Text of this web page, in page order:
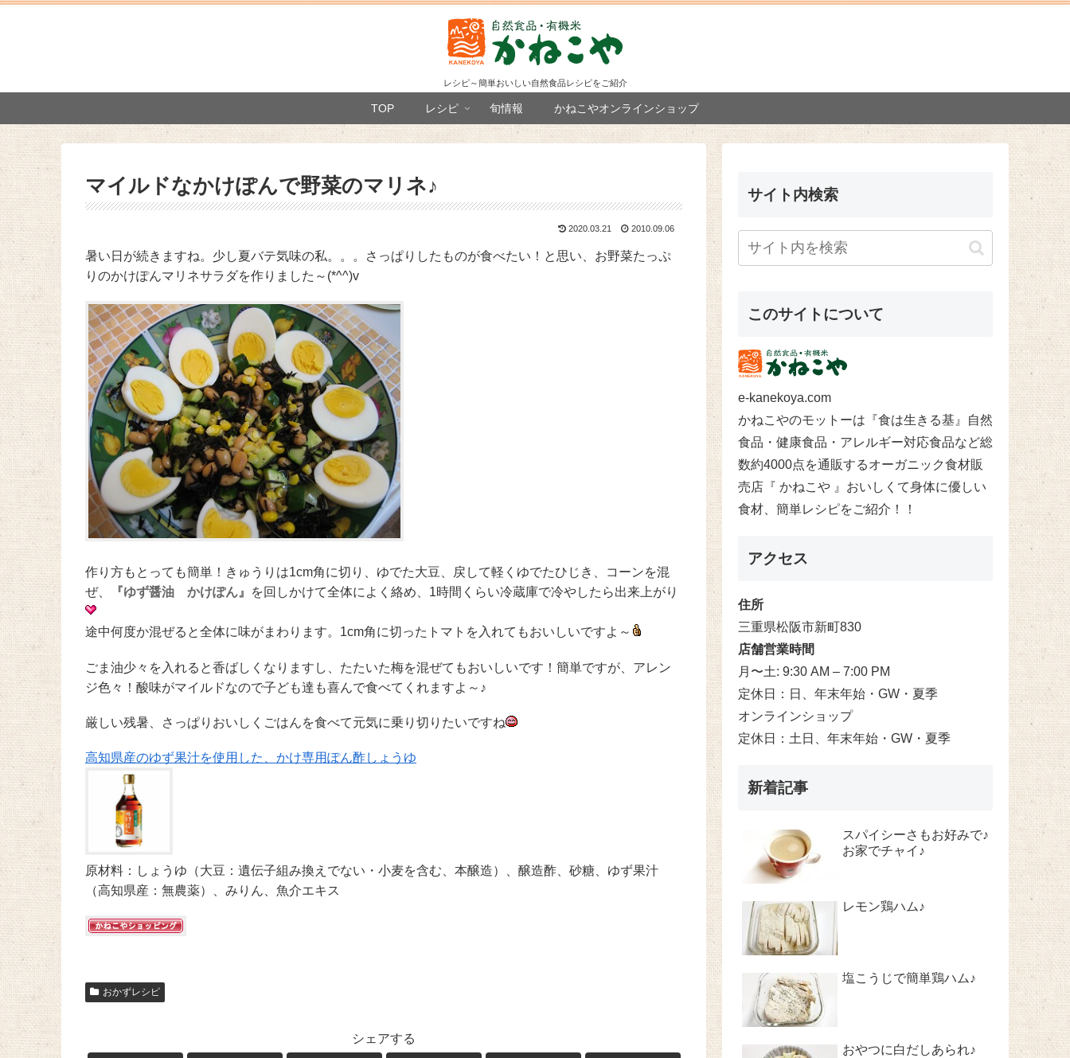
レシピ～簡単おいしい自然食品レシピをご紹介
TOP レシピ 旬情報 かねこやオンラインショップ
マイルドなかけぽんで野菜のマリネ♪
2020.03.21 2010.09.06
暑い日が続きますね。少し夏バテ気味の私。。。さっぱりしたものが食べたい！と思い、お野菜たっぷ
りのかけぽんマリネサラダを作りました～(*^^)v
作り方もとっても簡単！きゅうりは1cm角に切り、ゆでた大豆、戻して軽くゆでたひじき、コーンを混
ぜ、
『ゆず醤油 かけぽん』 を回しかけて全体によく絡め、1時間くらい冷蔵庫で冷やしたら出来上がり
途中何度か混ぜると全体に味がまわります。1cm角に切ったトマトを入れてもおいしいですよ～
ごま油少々を入れると香ばしくなりますし、たたいた梅を混ぜてもおいしいです！簡単ですが、アレン
ジ色々！酸味がマイルドなので子ども達も喜んで食べてくれますよ～♪
厳しい残暑、さっぱりおいしくごはんを食べて元気に乗り切りたいですね
高知県産のゆず果汁を使用した、かけ専用ぽん酢しょうゆ
原材料：しょうゆ（大豆：遺伝子組み換えでない・小麦を含む、本醸造）、醸造酢、砂糖、ゆず果汁
（高知県産：無農薬）、みりん、魚介エキス
おかずレシピ
シェアする
サイト内検索
このサイトについて
e-kanekoya.com
かねこやのモットーは『食は生きる基』自然
食品・健康食品・アレルギー対応食品など総
数約4000点を通販するオーガニック食材販
売店『 かねこや 』おいしくて身体に優しい
食材、簡単レシピをご紹介！！
アクセス
住所
三重県松阪市新町830
店舗営業時間
月〜土: 9:30 AM – 7:00 PM
定休日：日、年末年始・GW・夏季
オンラインショップ
定休日：土日、年末年始・GW・夏季
新着記事
スパイシーさもお好みで♪
お家でチャイ♪
レモン鶏ハム♪
塩こうじで簡単鶏ハム♪
おやつに白だしあられ♪